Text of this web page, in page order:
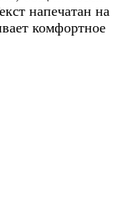
напечатан на
комфортное